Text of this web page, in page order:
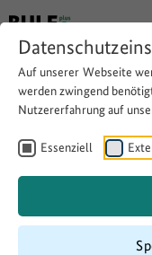
Auf unserer Webseite
werden zwingend
Nutzererfahrung auf
Essenziell
mit Hilfe
Website